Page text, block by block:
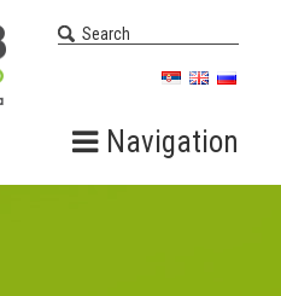
Navigation